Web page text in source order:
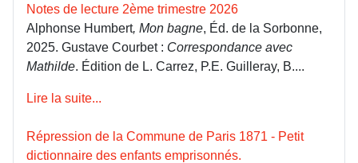
Notes de lecture 2ème trimestre 2026
Alphonse Humbert, Mon bagne, Éd. de la Sorbonne,
2025. Gustave Courbet : Correspondance avec
Mathilde. Édition de L. Carrez, P.E. Guilleray, B....
Lire la suite...
Répression de la Commune de Paris 1871 - Petit
dictionnaire des enfants emprisonnés.